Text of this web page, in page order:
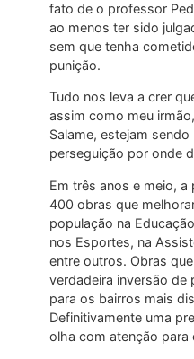
fato de o professor
ao menos ter sido
sem que tenha
punição.
Tudo nos leva a crer
assim como meu
Salame, estejam
perseguição por onde
Em três anos e meio,
400 obras que
população na
nos Esportes, na
entre outros. Obras
verdadeira inversão de
para os bairros mais
Definitivamente uma
olha com atenção para